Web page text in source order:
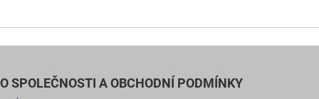
O SPOLEČNOSTI A OBCHODNÍ PODMÍNKY